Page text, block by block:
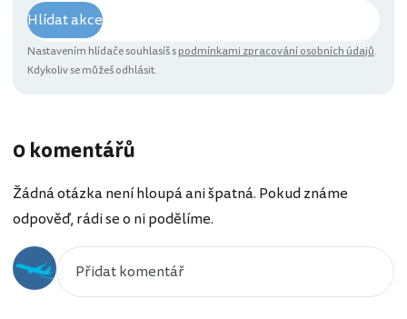
Hlídat akce
Nastavením hlídače souhlasíš spodmínkami zpracování osobních údajů.
Kdykoliv se můžeš odhlásit.
0 komentářů
Žádná otázka není hloupá ani špatná. Pokud známe
odpověď, rádi se o ni podělíme.